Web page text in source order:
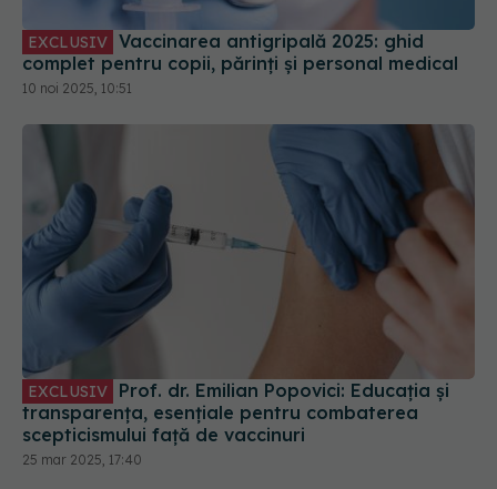
complet pentru copii, părinți și personal medical
10 noi 2025, 10:51
Prof. dr. Emilian Popovici: Educația și
transparența, esențiale pentru combaterea
scepticismului față de vaccinuri
25 mar 2025, 17:40